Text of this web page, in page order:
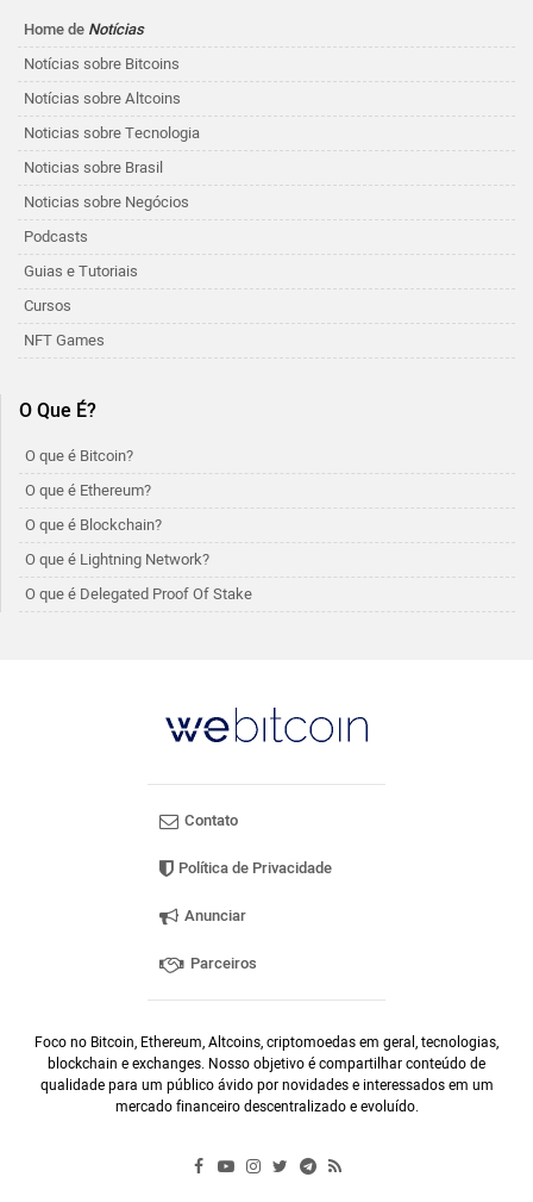
Home de Notícias
Notícias sobre Bitcoins
Notícias sobre Altcoins
Noticias sobre Tecnologia
Noticias sobre Brasil
Noticias sobre Negócios
Podcasts
Guias e Tutoriais
Cursos
NFT Games
O Que É?
O que é Bitcoin?
O que é Ethereum?
O que é Blockchain?
O que é Lightning Network?
O que é Delegated Proof Of Stake
Contato
Política de Privacidade
Anunciar
Parceiros
Foco no Bitcoin, Ethereum, Altcoins, criptomoedas em geral, tecnologias,
blockchain e exchanges. Nosso objetivo é compartilhar conteúdo de
qualidade para um público ávido por novidades e interessados em um
mercado financeiro descentralizado e evoluído.